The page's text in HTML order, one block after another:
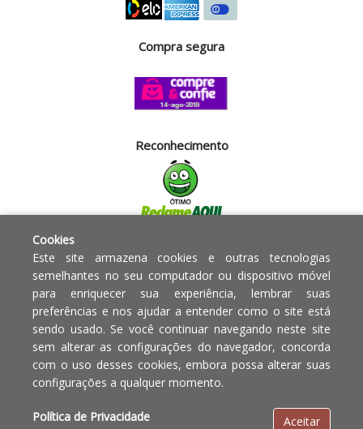
Compra segura
Reconhecimento
Powered by:
Copyright © 2010 - 2017 Razão
social Blumenau - RA OBJETOS PARA
O LAR EIRELI CNPJ -
E loja 33 Asa Sul - Brasília-DF - CEP:
Em caso de divergência de
preços, o valor válido é o do
Cookies
Este site armazena cookies e outras tecnologias
semelhantes no seu computador ou dispositivo móvel
para enriquecer sua experiência, lembrar suas
preferências e nos ajudar a entender como o site está
sendo usado. Se você continuar navegando neste site
sem alterar as configurações do navegador, concorda
com o uso desses cookies, embora possa alterar suas
configurações a qualquer momento.
Política de Privacidade Aceitar